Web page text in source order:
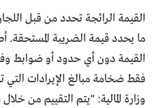
القيمة الرائجة تحدد من قبل
ما يحدد قيمة الضريبة المستحقة.
القيمة دون أي حدود أو ضوابط
فقط ضخامة مبالغ الإيرادات
وزارة المالية: "يتم التقييم من